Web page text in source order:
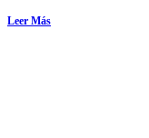
Leer Más